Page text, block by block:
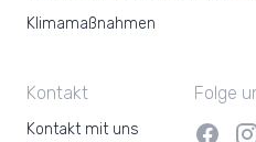
Klimamaßnahmen
Kontakt
Kontakt mit uns
Folge